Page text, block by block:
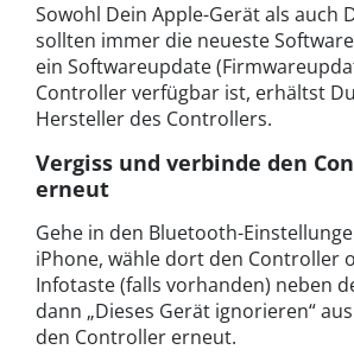
Sowohl Dein Apple-Gerät als auch
sollten immer die neueste
ein Softwareupdate
Controller verfügbar ist, erhältst
Hersteller des Controllers.
Vergiss und verbinde den
erneut
Gehe in den Bluetooth-
iPhone, wähle dort den Controller
Infotaste (falls vorhanden) neben
dann „Dieses Gerät ignorieren“
den Controller erneut.